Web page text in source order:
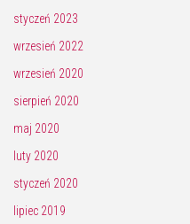
styczeń 2023
wrzesień 2022
wrzesień 2020
sierpień 2020
maj 2020
luty 2020
styczeń 2020
lipiec 2019